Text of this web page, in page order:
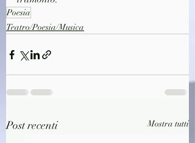
Poesia
Teatro/Poesia/Musica
Post recenti Mostra tutti